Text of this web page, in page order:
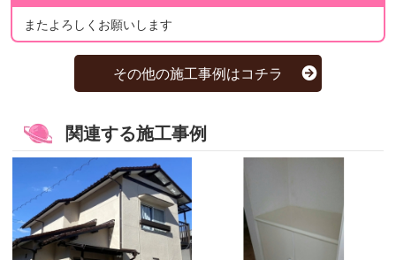
またよろしくお願いします
その他の施工事例はコチラ
関連する施工事例